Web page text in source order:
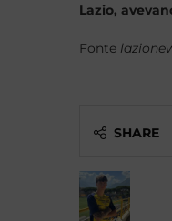
Lazio,
Fonte
SHARE